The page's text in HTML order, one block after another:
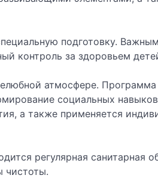
подготовку.
контроль за здоровьем
атмосфере. Программа
социальных
а также применяется
регулярная санитарная
чистоты.